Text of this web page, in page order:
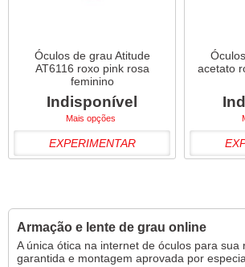
Óculos de grau Atitude
AT6116 roxo pink rosa
feminino
Indisponível
Mais opções
EXPERIMENTAR
acetato
Armação e lente de grau online
A única ótica na internet de óculos para sua
garantida e montagem aprovada por